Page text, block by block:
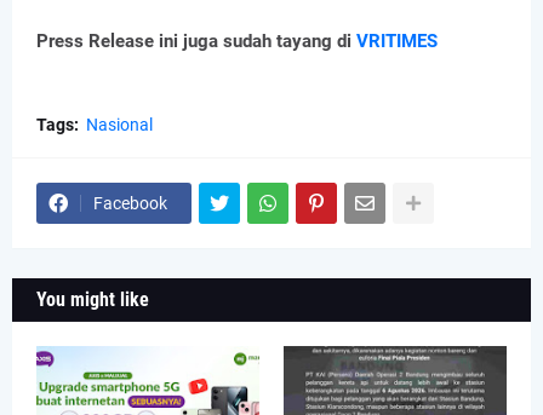
Press Release ini juga sudah tayang di VRITIMES
Tags: Nasional
Facebook
You might like